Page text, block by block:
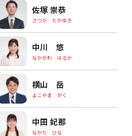
佐塚 崇恭
さつか たかゆき
中川 悠
なかがわ はるか
横山 岳
よこやま がく
中田 妃那
なかた ひな